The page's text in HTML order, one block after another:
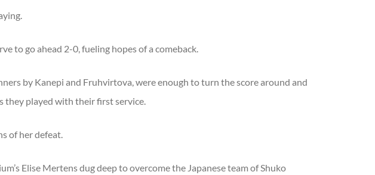
to go ahead 2-0, fueling hopes of a comeback.
by Kanepi and Fruhvirtova, were enough to turn the score around and
they played with their first service.
of her defeat.
Elise Mertens dug deep to overcome the Japanese team of Shuko